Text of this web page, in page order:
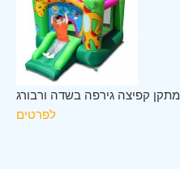
מתקן קפיצה גירפה בשדה ורבורג
לפרטים